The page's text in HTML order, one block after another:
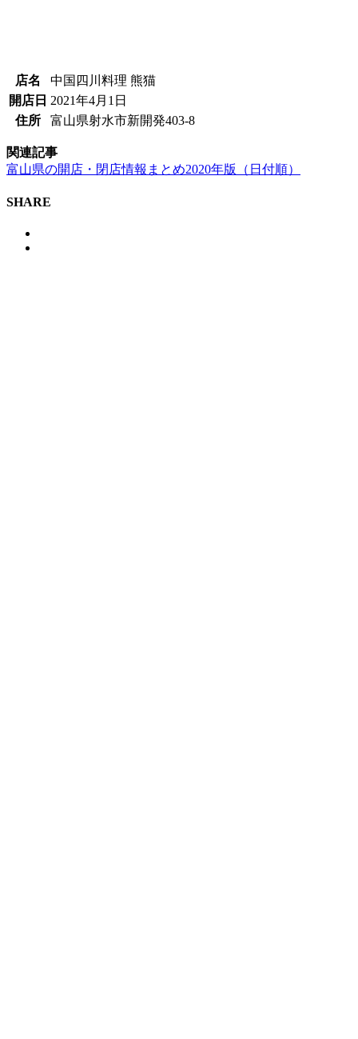
店名
中国四川料理 熊猫
開店日 2021年4月1日
住所
富山県射水市新開発403-8
関連記事
富山県の開店・閉店情報まとめ2020年版（日付順）
SHARE